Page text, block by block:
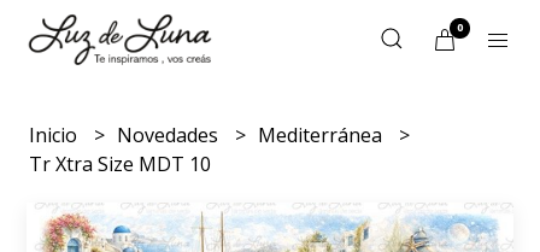
0
Inicio Novedades
Mediterránea
Tr Xtra Size MDT 10